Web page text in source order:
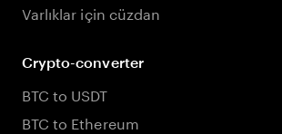
Varlıklar için cüzdan
Crypto-converter
BTC to USDT
BTC to Ethereum